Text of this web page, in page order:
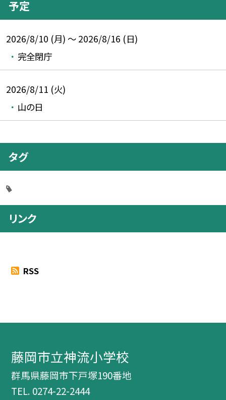
予定
2026/8/10 (月) ～ 2026/8/16 (日)
完全閉庁
2026/8/11 (火)
山の日
タグ
リンク
RSS
藤岡市立神流小学校
群馬県藤岡市下戸塚190番地
TEL. 0274-22-2444